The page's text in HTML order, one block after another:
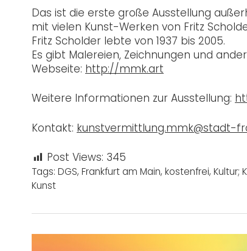
Das ist die erste große Ausstellung
mit vielen Kunst-Werken von Fritz
Fritz Scholder lebte von 1937 bis 2005.
Es gibt Malereien, Zeichnungen und
Webseite: http://mmk.art
Weitere Informationen zur Ausstellung:
Kontakt: kunstvermittlung.mmk@stadt-
Post Views: 345
Tags: DGS, Frankfurt am Main, kostenfrei, Kultur;
Kunst